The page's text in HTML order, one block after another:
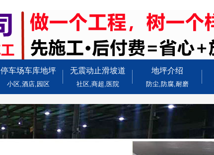
停车场车库地坪
小区,酒店,园区
无震动止滑坡道
社区,商超,医院
地坪介绍
防尘,防腐,耐磨